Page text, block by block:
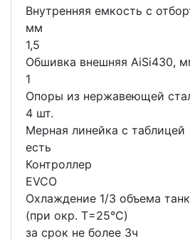
Внутренняя емкость с
мм
1,5
Обшивка внешняя AiSi430,
1
Опоры из нержавеющей
4 шт.
Мерная линейка с таблицей
есть
Контроллер
EVCO
Охлаждение 1/3 объема
(при окр. Т=25°С)
за срок не более 3ч